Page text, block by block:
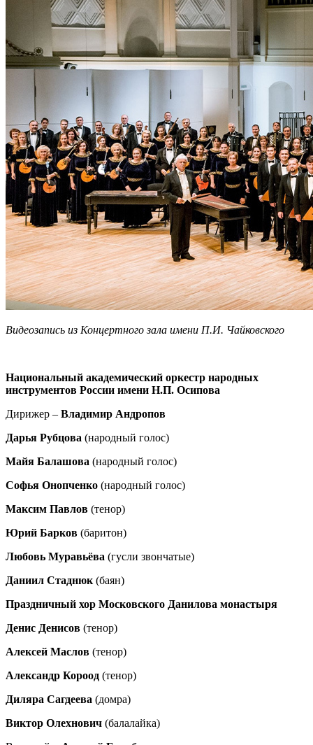
Видеозапись из Концертного зала имени П.И. Чайковского
Национальный академический оркестр народных
инструментов России имени Н.П. Осипова
Дирижер – Владимир Андропов
Дарья Рубцова (народный голос)
Майя Балашова (народный голос)
Софья Онопченко (народный голос)
Максим Павлов (тенор)
Юрий Барков (баритон)
Любовь Муравьёва (гусли звончатые)
Даниил Стаднюк (баян)
Праздничный хор Московского Данилова монастыря
Денис Денисов (тенор)
Алексей Маслов (тенор)
Александр Короод (тенор)
Диляра Сагдеева (домра)
Виктор Олехнович (балалайка)